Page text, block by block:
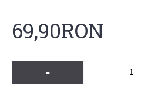
69,90RON
-